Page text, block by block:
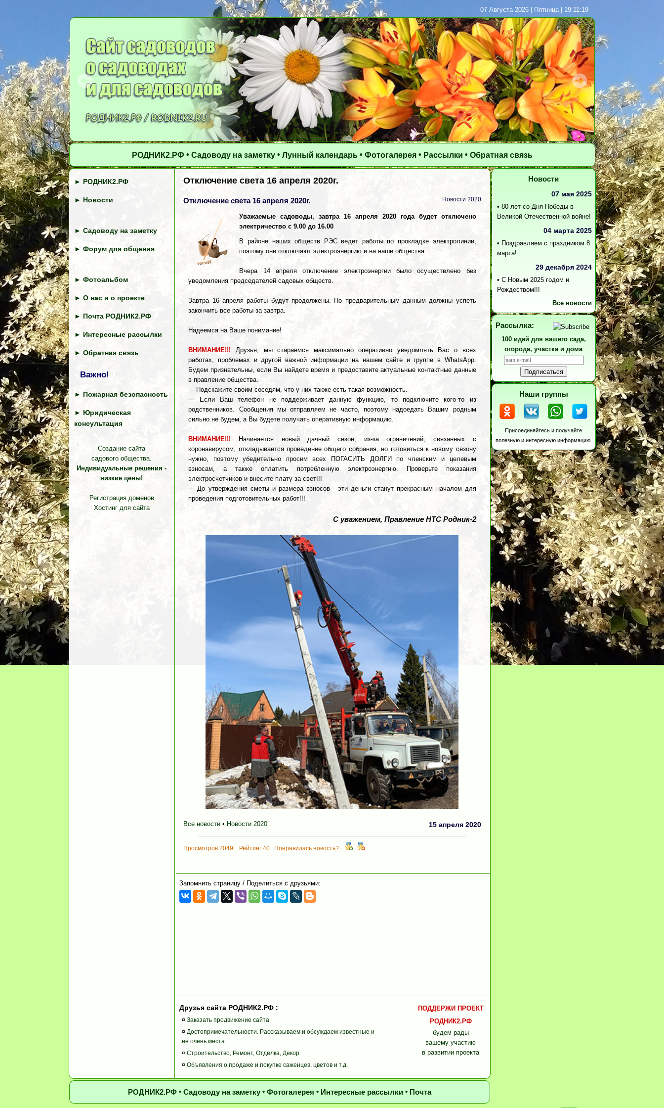
07 Августа 2026 | Пятница | 19:11:20
РОДНИК2.РФ • Садоводу на заметку• Лунный календарь• Фотогалерея• Рассылки • Обратная связь
► РОДНИК2.РФ
► Новости
► Садоводу на заметку
► Форум для общения
► Фотоальбом
► О нас и о проекте
► Почта РОДНИК2.РФ
► Интересные рассылки
► Обратная связь
Важно!
► Пожарная безопасность
► Юридическая
консультация
Создание сайта
садового общества.
Индивидуальные решения -
низкие цены!
Регистрация доменов
Хостинг для сайта
Отключение света 16 апреля 2020г.
Отключение света 16 апреля 2020г. Новости 2020
Уважаемые садоводы, завтра 16 апреля 2020 года будет отключено
электричество с 9.00 до 16.00
В районе наших обществ РЭС ведет работы по прокладке электролинии,
поэтому они отключают электроэнергию и на наши общества.
Вчера 14 апреля отключение электроэнергии было осуществлено без
уведомления председателей садовых обществ.
Завтра 16 апреля работы будут продолжены. По предварительным данным должны успеть
закончить все работы за завтра.
Надеемся на Ваше понимание!
ВНИМАНИЕ!!! Друзья, мы стараемся максимально оперативно уведомлять Вас о всех
работах, проблемах и другой важной информации на нашем сайте и группе в WhatsApp.
Будем признательны, если Вы найдете время и предоставите актуальные контактные данные
в правление общества.
--- Подскажите своим соседям, что у них также есть такая возможность.
--- Если Ваш телефон не поддерживает данную функцию, то подключите кого-то из
родственников. Сообщения мы отправляем не часто, поэтому надоедать Вашим родным
сильно не будем, а Вы будете получать оперативную информацию.
ВНИМАНИЕ!!! Начинается новый дачный сезон, из-за ограничений, связанных с
коронавирусом, откладывается проведение общего собрания, но готовиться к новому сезону
нужно, поэтому убедительно просим всех ПОГАСИТЬ ДОЛГИ по членским и целевым
взносам, а также оплатить потребленную электроэнергию. Проверьте показания
электросчетчиков и внесите плату за свет!!!
--- До утверждения сметы и размера взносов - эти деньги станут прекрасным началом для
проведения подготовительных работ!!!
С уважением, Правление НТС Родник-2
Все новости • Новости 2020 15 апреля 2020
Просмотров 2049 Рейтинг 40 Понравилась новость?
Запомнить страницу / Поделиться с друзьями:
Друзья сайта РОДНИК2.РФ :
¤ Заказать продвижение сайта
¤ Достопримечательности. Рассказываем и обсуждаем известные и
не очень места
¤ Строительство, Ремонт, Отделка, Декор
¤ Объявления о продаже и покупке саженцев, цветов и т.д.
ПОДДЕРЖИ ПРОЕКТ
РОДНИК2.РФ
будем рады
вашему участию
в развитии проекта
Новости
07 мая 2025
• 80 лет со Дня Победы в
Великой Отечественной войне!
04 марта 2025
• Поздравляем с праздником 8
марта!
29 декабря 2024
• С Новым 2025 годом и
Рождеством!!!
Все новости
Рассылка:
100 идей для вашего сада,
огорода, участка и дома
Наши группы
Присоединяйтесь и получайте
полезную и интересную информацию.
РОДНИК2.РФ • Садоводу на заметку• Фотогалерея • Интересные рассылки• Почта